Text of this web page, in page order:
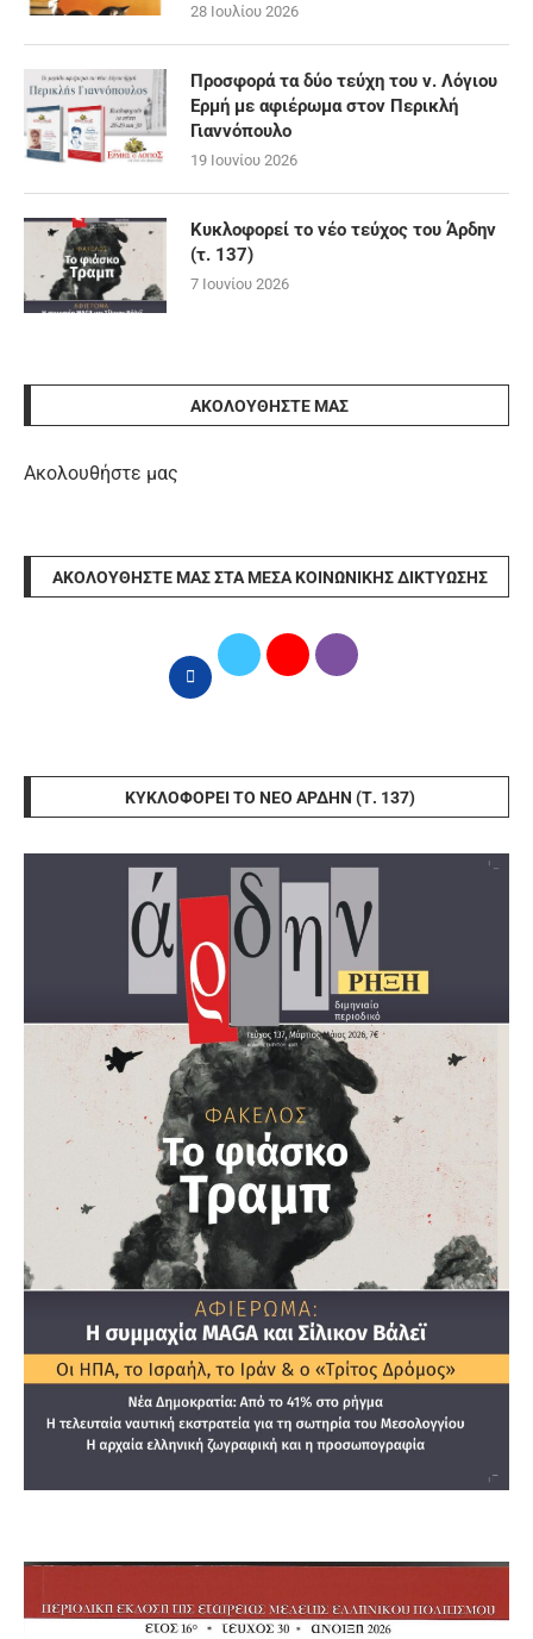
28 Ιουλίου 2026
Προσφορά τα δύο τεύχη του ν. Λόγιου
Ερμή με αφιέρωμα στον Περικλή
Γιαννόπουλο
19 Ιουνίου 2026
Κυκλοφορεί το νέο τεύχος του Άρδην
(τ. 137)
7 Ιουνίου 2026
ΑΚΟΛΟΥΘΉΣΤΕ ΜΑΣ
Ακολουθήστε μας
ΑΚΟΛΟΥΘΉΣΤΕ ΜΑΣ ΣΤΑ ΜΈΣΑ ΚΟΙΝΩΝΙΚΉΣ ΔΙΚΤΎΩΣΗΣ
ΚΥΚΛΟΦΟΡΕΊ ΤΟ ΝΈΟ ΆΡΔΗΝ (Τ. 137)